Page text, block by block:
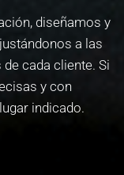
diseñamos y
a las
cada cliente. Si
y con
indicado.